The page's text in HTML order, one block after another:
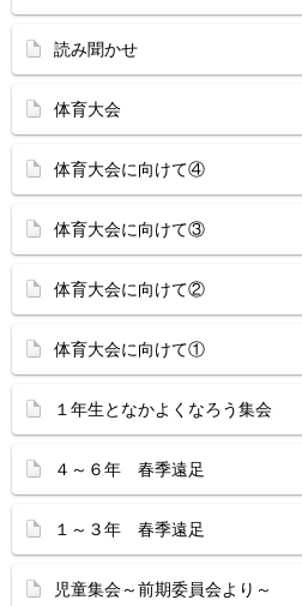
読み聞かせ
体育大会
体育大会に向けて④
体育大会に向けて③
体育大会に向けて②
体育大会に向けて①
１年生となかよくなろう集会
４～６年 春季遠足
１～３年 春季遠足
児童集会～前期委員会より～